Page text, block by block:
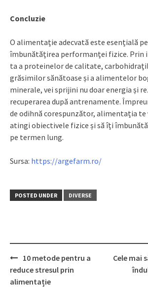
Concluzie
O alimentație adecvată este esențială
îmbunătățirea performanței fizice. Prin
ta a proteinelor de calitate,
grăsimilor sănătoase și a alimentelor
minerale, vei sprijini nu doar energia și
recuperarea după antrenamente.
de odihnă corespunzător, alimentația te
atingi obiectivele fizice și să îți
pe termen lung.
Sursa: https://argefarm.ro/
POSTED UNDER DIVERSE
Post
navigation
10 metode pentru a
reduce stresul prin
alimentație
Cele mai